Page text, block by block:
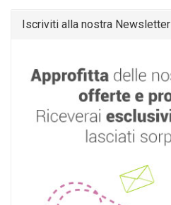
Iscriviti alla nostra Newsletter